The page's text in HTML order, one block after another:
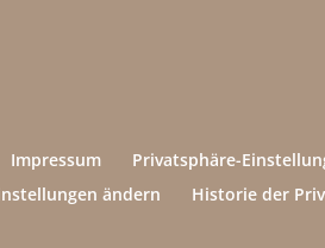
Impressum Privatsphäre-
ändern
Historie der